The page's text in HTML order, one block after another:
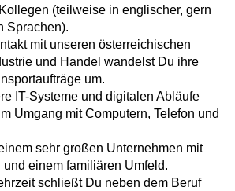
(teilweise in englischer, gern
Sprachen).
mit unseren österreichischen
und Handel wandelst Du ihre
um.
IT-Systeme und digitalen Abläufe
Umgang mit Computern, Telefon und
sehr großen Unternehmen mit
einem familiären Umfeld.
schließt Du neben dem Beruf